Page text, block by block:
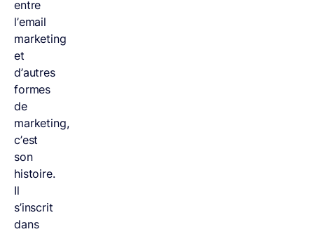
entre
l’email
marketing
et
d’autres
formes
de
marketing,
c’est
son
histoire.
Il
s’inscrit
dans